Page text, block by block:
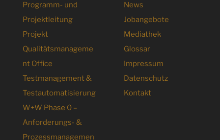
Programm- und
Projektleitung
Projekt
Qualitätsmanageme
nt Office
Testmanagement &
Testautomatisierung
W+W Phase 0 –
Anforderungs- &
Prozessmanagemen
News
Jobangebote
Mediathek
Glossar
Impressum
Datenschutz
Kontakt